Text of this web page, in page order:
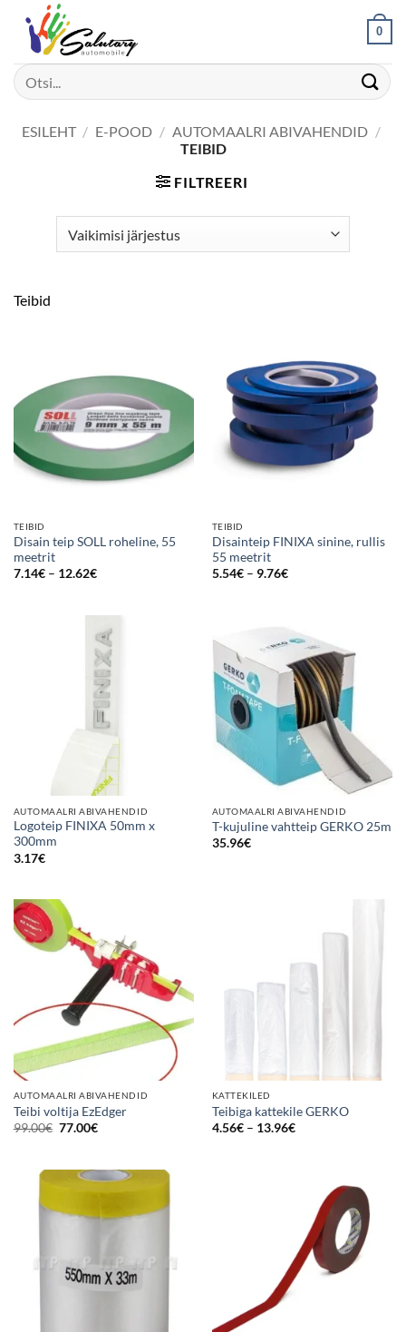
content
0
Otsi:
ESILEHT / E-POOD / AUTOMAALRI ABIVAHENDID /
TEIBID
FILTREERI
Teibid
TEIBID
Disain teip SOLL roheline, 55
meetrit
7.14€ – 12.62€Price
12.62€
TEIBID
Disainteip FINIXA sinine, rullis
55 meetrit
5.54€ – 9.76€Price
AUTOMAALRI ABIVAHENDID
Logoteip FINIXA 50mm x
300mm
3.17€
AUTOMAALRI ABIVAHENDID
T-kujuline vahtteip GERKO 25m
35.96€
AUTOMAALRI ABIVAHENDID
Teibi voltija EzEdger
99.00€ Algne
77.00€Current
KATTEKILED
Teibiga kattekile GERKO
4.56€ – 13.96€Price